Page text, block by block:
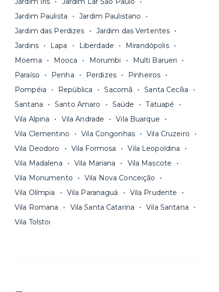
Seja uma mala ou um caminhão de mudança: é
só levar as suas coisas e começar a morar.
contrato na tela do seu computador ou celular.
Simples, seguro e sem burocracia!
Jardim Paulista
Jardim Paulistano
Jardim das Perdizes
Jardim das Vertentes
Jardins
Lapa Liberdade
Mirandópolis
Moema
Mooca Morumbi
Multi Barueri
Paraíso
Penha Perdizes
Pinheiros
Pompéia
República Sacomã
Santa Cecília
Santana
Santo Amaro Saúde
Tatuapé
Vila Alpina
Vila Andrade
Vila Buarque
Vila Clementino
Vila Congonhas
Vila Cruzeiro
Vila Deodoro
Vila Formosa
Vila Leopoldina
Vila Madalena
Vila Mariana
Vila Mascote
Vila Monumento
Vila Nova Conceição
Vila Olímpia
Vila Paranaguá
Vila Prudente
Vila Romana
Vila Santa Catarina
Vila Santana
Vila Tolstoi